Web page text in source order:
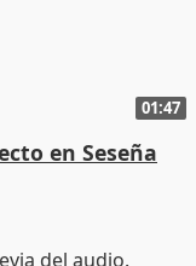
01:47
en Seseña